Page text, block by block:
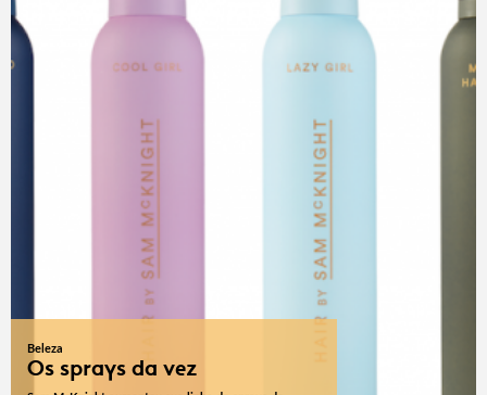
Beleza
Os sprays da vez